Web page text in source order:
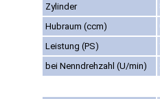
Zylinder
Hubraum (ccm)
Leistung (PS)
bei Nenndrehzahl (U/min)